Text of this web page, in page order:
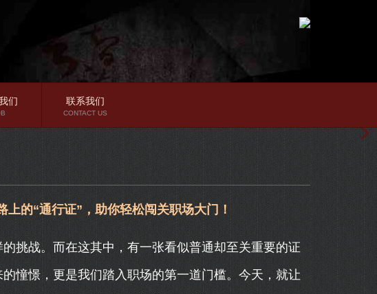
们 联系我们
CONTACT US
上的“通行证”，助你轻松闯关职场大门！
挑战。而在这其中，有一张看似普通却至关重要的证
憧憬，更是我们踏入职场的第一道门槛。今天，就让